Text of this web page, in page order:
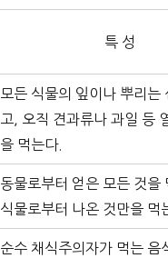
특 성
모든 식물의 잎이나 뿌리는
고, 오직 견과류나 과일 등
을 먹는다.
동물로부터 얻은 모든 것을
식물로부터 나온 것만을 먹
순수 채식주의자가 먹는 음